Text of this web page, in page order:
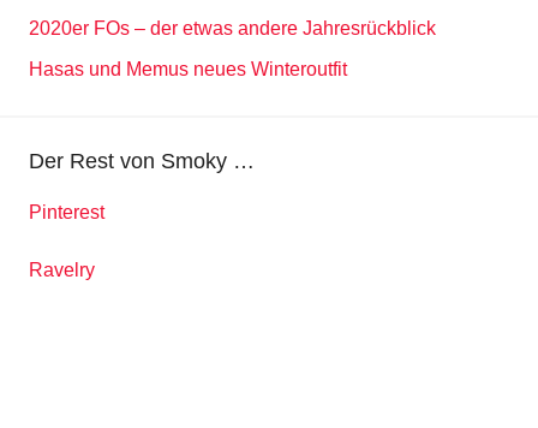
2020er FOs – der etwas andere Jahresrückblick
Hasas und Memus neues Winteroutfit
Der Rest von Smoky …
Pinterest
Ravelry